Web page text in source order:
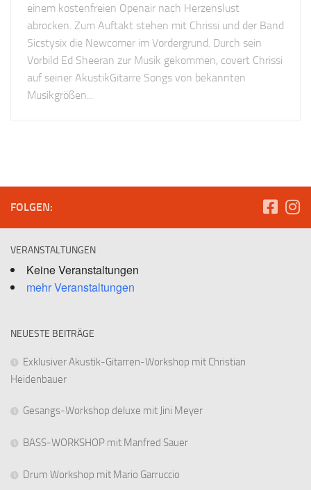
einem kostenfreien Openair nach Herzenslust
abrocken. Zum Auftakt stehen mit Chrissi und der Band
Sicstysix die Newcomer im Vordergrund. Durch sein
Vorbild Ed Sheeran zur Musik gekommen, covert Chrissi
auf seiner AkustikGitarre Songs von bekannten
Musikgrößen...
FOLGEN:
VERANSTALTUNGEN
Keine Veranstaltungen
mehr Veranstaltungen
NEUESTE BEITRÄGE
Exklusiver Akustik-Gitarren-Workshop mit Christian
Heidenbauer
Gesangs-Workshop deluxe mit Jini Meyer
BASS-WORKSHOP mit Manfred Sauer
Drum Workshop mit Mario Garruccio